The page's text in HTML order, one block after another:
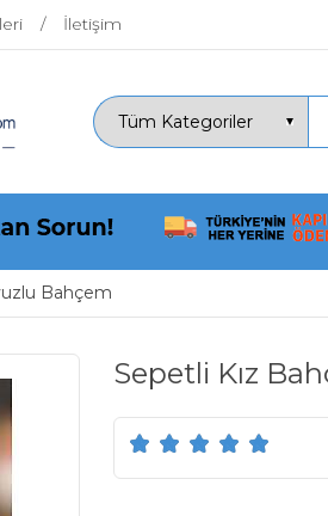
İletişim
Bahçem
Sepetli Kız